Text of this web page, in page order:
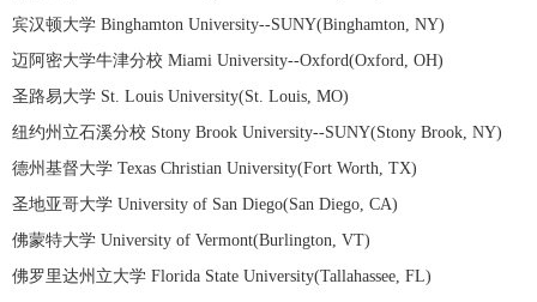
宾汉顿大学 Binghamton University--SUNY(Binghamton, NY)
迈阿密大学牛津分校 Miami University--Oxford(Oxford, OH)
圣路易大学 St. Louis University(St. Louis, MO)
纽约州立石溪分校 Stony Brook University--SUNY(Stony Brook, NY)
德州基督大学 Texas Christian University(Fort Worth, TX)
圣地亚哥大学 University of San Diego(San Diego, CA)
佛蒙特大学 University of Vermont(Burlington, VT)
佛罗里达州立大学 Florida State University(Tallahassee, FL)